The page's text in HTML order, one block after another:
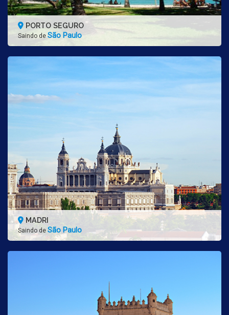
PORTO SEGURO
Saindo de São Paulo
MADRI
Saindo de São Paulo